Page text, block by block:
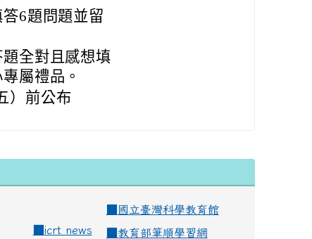
6題問題並留
全對且感想填
屬禮品。
）前公布
國立臺灣科學教育館
icrt news
教育部筆順學習網